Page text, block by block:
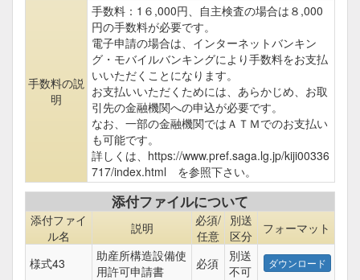
手数料の説
明
手数料：1６,000円、自主検査の場合は８,000
円の手数料が必要です。
電子申請の場合は、インターネットバンキン
グ・モバイルバンキングにより手数料をお支払
いいただくことになります。
お支払いいただくためには、あらかじめ、お取
引先の金融機関への申込が必要です。
なお、一部の金融機関ではＡＴＭでのお支払い
も可能です。
詳しくは、https://www.pref.saga.lg.jp/kiji00336
717/index.html を参照下さい。
添付ファイルについて
添付ファイ
ル名
説明
必須/
任意
別送
区分
フォーマット
様式43
助産所構造設備使
用許可申請書
必須
別送
不可